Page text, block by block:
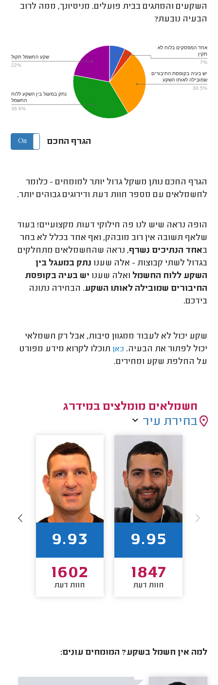
השקעים והמתגים בבית פועלים. מניסיונך, ממה לרוב
הבעיה נובעת?
אחד המפסקים בלוח לא
תקין
7%
יש בעיה בקופסת החיבורים
שמובילה לאותו השקע
30.5%
נתק במעגל בין השקע ללוח
החשמל
36.6%
שקע החשמל תקול
22%
הגרף החכם On Off
הגרף החכם נותן משקל גדול יותר למומחים - כלומר
לחשמלאים עם מספר חוות דעת ודירוגים גבוהים יותר.
הופה נראה שיש לנו פה חילוקי דעות מקצועיים! בעוד
שלאף תשובה אין רוב מובהק, ואף אחד בכלל לא בחר
באחד הנתיכים נשרף, נראה שהחשמלאים מתחלקים
בגדול לשתי קבוצות - אלה שענו נתק במעגל בין
השקע ללוח החשמל ואלה שענו יש בעיה בקופסת
החיבורים שמובילה לאותו השקע. הבחירה נתונה
בידכם.
שקע יכול לא לעבוד ממגוון סיבות, אבל רק חשמלאי
יכול לפתור את הבעיה. כאן תוכלו לקרוא מידע מפורט
על החלפת שקע ומחירים.
חשמלאים מומלצים במידרג
בחירת עיר
9.95
1847
חוות דעת
9.93
1602
חוות דעת
למה אין חשמל בשקע? המומחים עונים: